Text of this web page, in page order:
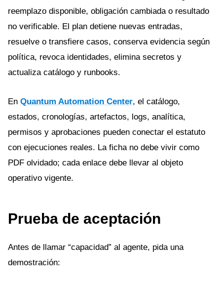
reemplazo disponible, obligación cambiada o resultado
no verificable. El plan detiene nuevas entradas,
resuelve o transfiere casos, conserva evidencia según
política, revoca identidades, elimina secretos y
actualiza catálogo y runbooks.
En Quantum Automation Center, el catálogo,
estados, cronologías, artefactos, logs, analítica,
permisos y aprobaciones pueden conectar el estatuto
con ejecuciones reales. La ficha no debe vivir como
PDF olvidado; cada enlace debe llevar al objeto
operativo vigente.
Prueba de aceptación
Antes de llamar “capacidad” al agente, pida una
demostración: